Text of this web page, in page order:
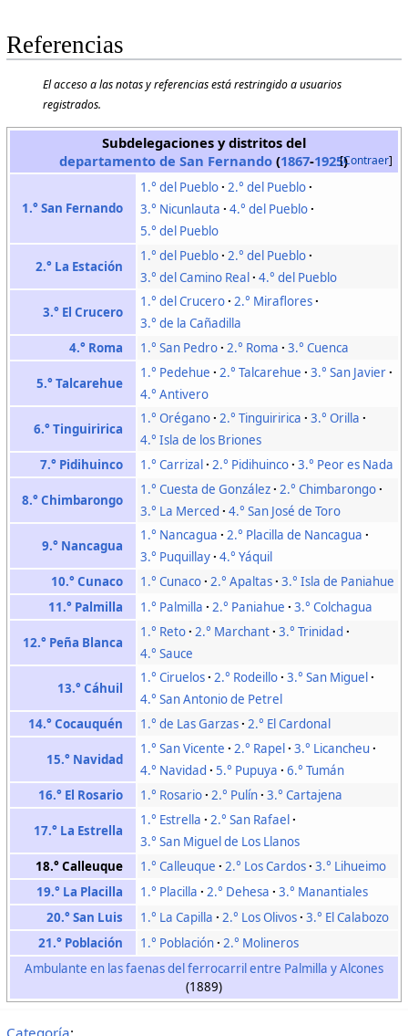
Referencias
El acceso a las notas y referencias está restringido a usuarios
registrados.
Contraer
Subdelegaciones y distritos del
departamento de San Fernando (1867-1925)
1.° San Fernando
1.° del Pueblo
2.° del Pueblo
3.° Nicunlauta
4.° del Pueblo
5.° del Pueblo
2.° La Estación
1.° del Pueblo 2.° del Pueblo
3.° del Camino Real 4.° del Pueblo
3.° El Crucero
1.° del Crucero 2.° Miraflores
3.° de la Cañadilla
4.° Roma
1.° San Pedro 2.° Roma 3.° Cuenca
5.° Talcarehue
1.° Pedehue 2.° Talcarehue
3.° San Javier
4.° Antivero
6.° Tinguiririca
1.° Orégano 2.° Tinguiririca
3.° Orilla
4.° Isla de los Briones
7.° Pidihuinco
1.° Carrizal 2.° Pidihuinco 3.° Peor es Nada
8.° Chimbarongo
1.° Cuesta de González 2.° Chimbarongo
3.° La Merced
4.° San José de Toro
9.° Nancagua
1.° Nancagua
2.° Placilla de Nancagua
3.° Puquillay 4.° Yáquil
10.° Cunaco
1.° Cunaco 2.° Apaltas 3.° Isla de Paniahue
11.° Palmilla
1.° Palmilla 2.° Paniahue 3.° Colchagua
12.° Peña Blanca
1.° Reto 2.° Marchant 3.° Trinidad
4.° Sauce
13.° Cáhuil
1.° Ciruelos 2.° Rodeillo 3.° San Miguel
4.° San Antonio de Petrel
14.° Cocauquén
1.° de Las Garzas 2.° El Cardonal
15.° Navidad
1.° San Vicente 2.° Rapel 3.° Licancheu
4.° Navidad
5.° Pupuya
6.° Tumán
16.° El Rosario
1.° Rosario 2.° Pulín 3.° Cartajena
17.° La Estrella
1.° Estrella
2.° San Rafael
3.° San Miguel de Los Llanos
18.° Calleuque
1.° Calleuque 2.° Los Cardos 3.° Lihueimo
19.° La Placilla
1.° Placilla 2.° Dehesa
3.° Manantiales
20.° San Luis
1.° La Capilla 2.° Los Olivos 3.° El Calabozo
21.° Población
1.° Población 2.° Molineros
Ambulante en las faenas del ferrocarril entre Palmilla y Alcones
(1889)
Categoría: